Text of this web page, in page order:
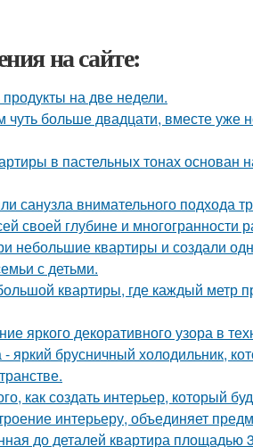
на сайте:
на две недели.
больше двадцати, вместе уже
в пастельных тонах основан
санузла внимательного подхода
своей глубине и многогранности
небольшие квартиры и создали
с детьми.
квартиры, где каждый метр
яркого декоративного узора в
- яркий брусничный холодильник,
как создать интерьер, который
интерьеру, объединяет
до деталей квартира площадью